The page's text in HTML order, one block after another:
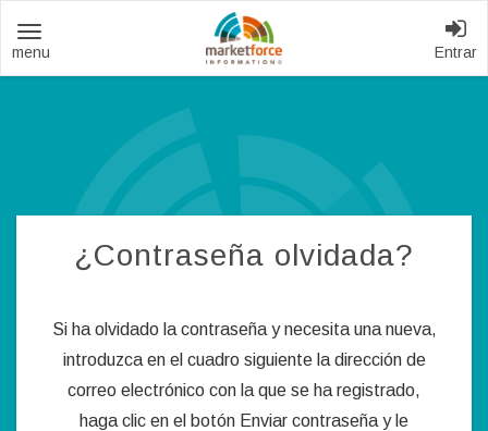
Toggle
navigation
Entrar
¿Contraseña olvidada?
Si ha olvidado la contraseña y necesita una nueva,
introduzca en el cuadro siguiente la dirección de
correo electrónico con la que se ha registrado,
haga clic en el botón Enviar contraseña y le